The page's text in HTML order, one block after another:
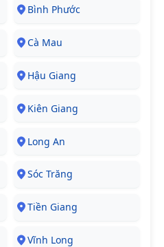
Bình Phước
Cà Mau
Hậu Giang
Kiên Giang
Long An
Sóc Trăng
Tiền Giang
Vĩnh Long